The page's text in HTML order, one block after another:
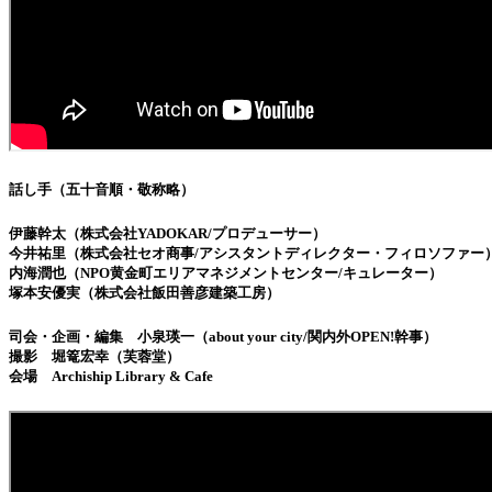
話し手（五十音順・敬称略）
伊藤幹太（株式会社YADOKAR/プロデューサー）
今井祐里（株式会社セオ商事/アシスタントディレクター・フィロソファー
内海潤也（NPO黄金町エリアマネジメントセンター/キュレーター）
塚本安優実（株式会社飯田善彦建築工房）
司会・企画・編集 小泉瑛一（about your city/関内外OPEN!幹事）
撮影 堀篭宏幸（芙蓉堂）
会場 Archiship Library & Cafe